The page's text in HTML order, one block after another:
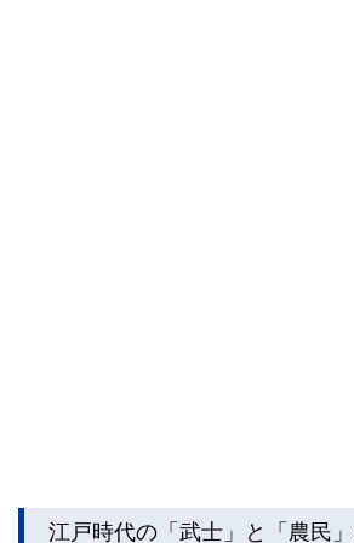
江戸時代の「武士」と「農民